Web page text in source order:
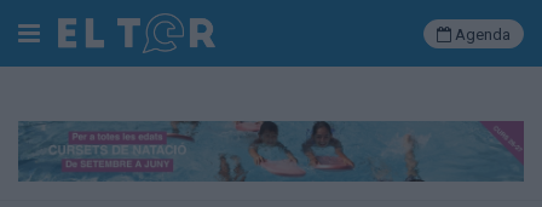
Cerca
Agenda